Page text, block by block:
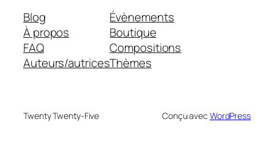
Blog
À propos
FAQ
Auteurs/autrices
Évènements
Boutique
Compositions
Thèmes
Twenty Twenty-Five Conçu avec WordPress